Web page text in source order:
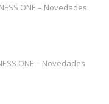
ONE – Novedades
ONE – Novedades